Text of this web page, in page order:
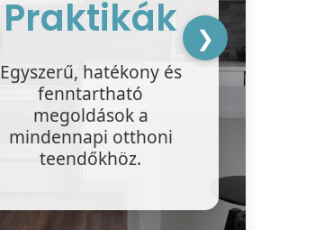
Praktikák
Egyszerű, hatékony és
fenntartható
megoldások a
mindennapi otthoni
teendőkhöz.
❯